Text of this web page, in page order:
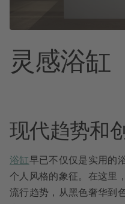
灵感浴缸
现代趋势和
浴缸早已不仅仅是实用的
个人风格的象征。在这里
流行趋势，从黑色奢华到